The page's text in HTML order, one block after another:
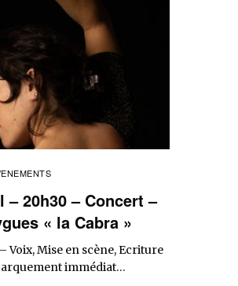
– 20h30 – Concert –
« la Cabra »
Voix, Mise en scène, Ecriture
immédiat…